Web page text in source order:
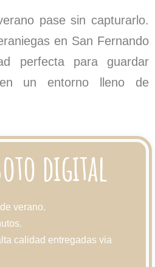
pase sin capturarlo.
en San Fernando
perfecta para guardar
un entorno lleno de
digital
verano.
calidad entregadas via